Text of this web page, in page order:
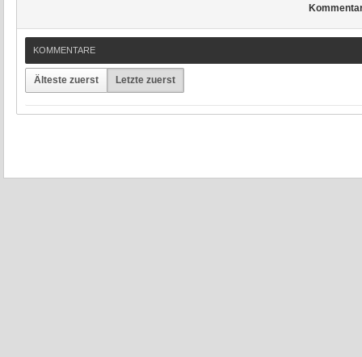
KOMMENTARE
Älteste zuerst Letzte zuerst